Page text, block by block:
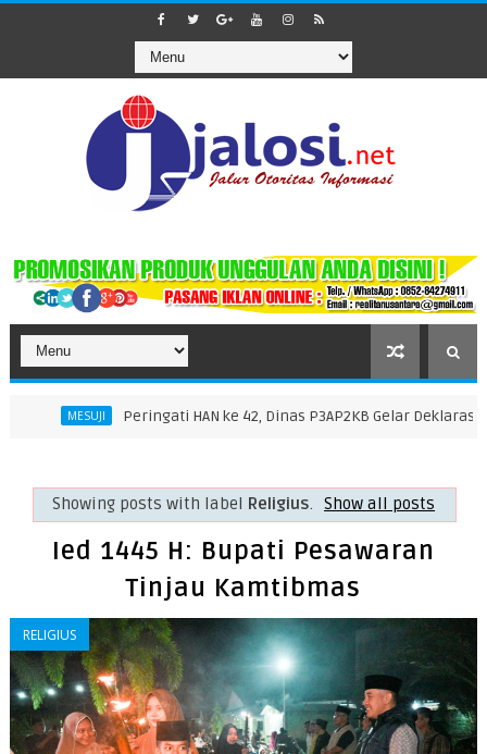
Peringati HAN ke 42, Dinas P3AP2KB Gelar Deklarasi dan
Showing posts with label Religius. Show all posts
Ied 1445 H: Bupati Pesawaran
Tinjau Kamtibmas
RELIGIUS